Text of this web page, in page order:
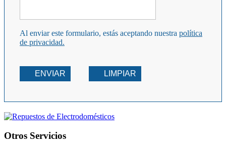
Al enviar este formulario, estás aceptando nuestra política
de privacidad.
ENVIAR LIMPIAR
Otros Servicios